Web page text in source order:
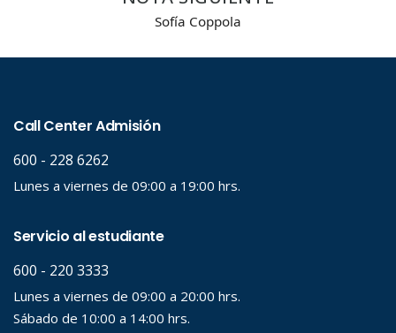
Sofía Coppola
Búsqueda Avanzada
Palabra clave
Desde...
Hasta...